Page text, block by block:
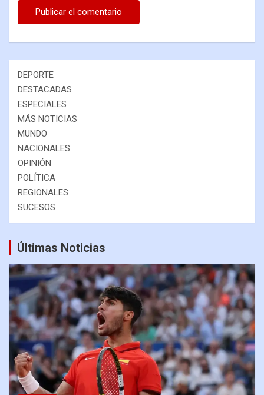
DEPORTE
DESTACADAS
ESPECIALES
MÁS NOTICIAS
MUNDO
NACIONALES
OPINIÓN
POLÍTICA
REGIONALES
SUCESOS
Últimas Noticias